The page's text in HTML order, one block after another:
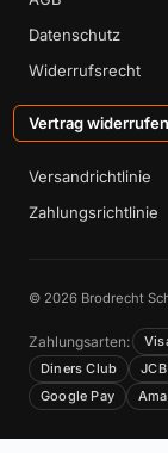
Datenschutz
Widerrufsrecht
Vertrag widerrufen
Versandrichtlinie
Zahlungsrichtlinie
© 2026 Brodrecht
Zahlungsarten:
Diners Club
JCB
Google Pay